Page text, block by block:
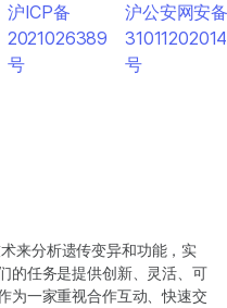
来分析遗传变异和功能，实
的任务是提供创新、灵活、可
为一家重视合作互动、快速交
沪ICP备
2021026389
号
沪公安网安
号